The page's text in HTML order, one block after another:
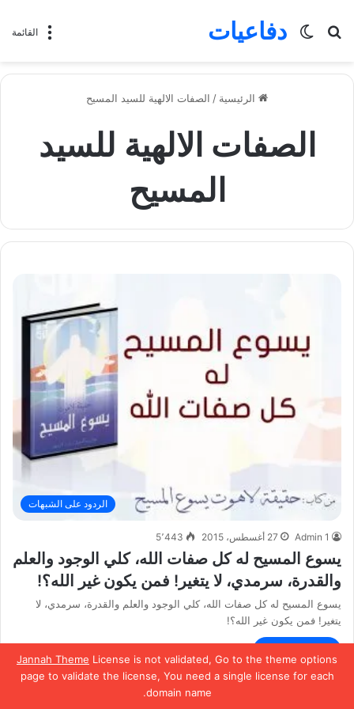
Jannah Theme License is not validated, Go to the theme options
page to validate the license, You need a single license for each
domain name.
القائمة دفاعيات
بحث
الوضع
الرئيسية / الصفات الالهية للسيد المسيح
الصفات الالهية للسيد
المسيح
الردود على الشبهات
Admin 1 27 أغسطس، 2015 5٬443
يسوع المسيح له كل صفات الله، كلي الوجود والعلم
والقدرة، سرمدي، لا يتغير! فمن يكون غير الله؟!
يسوع المسيح له كل صفات الله، كلي الوجود والعلم والقدرة، سرمدي، لا
يتغير! فمن يكون غير الله؟!